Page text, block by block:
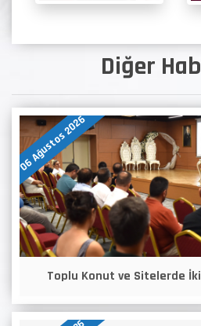
Diğer
06 Ağustos 2026
Toplu Konut ve Sitelerde